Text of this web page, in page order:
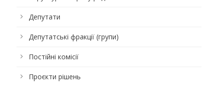
Депутати
Депутатські фракції (групи)
Постійні комісії
Проєкти рішень